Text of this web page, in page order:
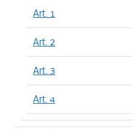
Art. 1
Art. 2
Art. 3
Art. 4